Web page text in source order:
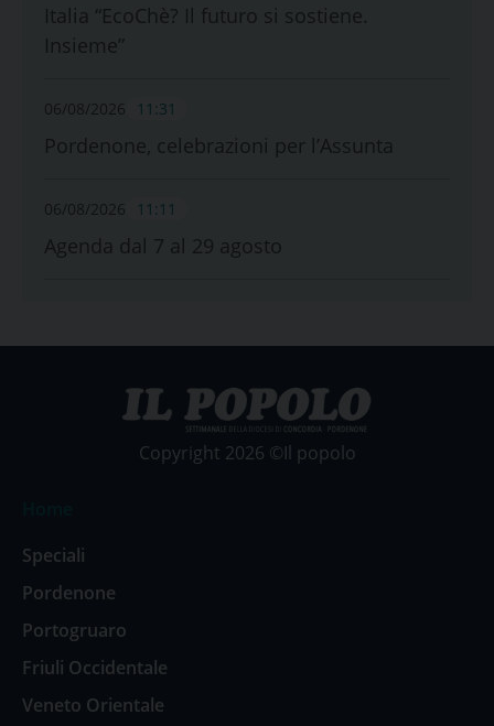
Italia “EcoChè? Il futuro si sostiene.
Insieme”
06/08/2026 11:31
Pordenone, celebrazioni per l’Assunta
06/08/2026 11:11
Agenda dal 7 al 29 agosto
Copyright 2026 ©Il popolo
Speciali
Pordenone
Portogruaro
Friuli Occidentale
Veneto Orientale